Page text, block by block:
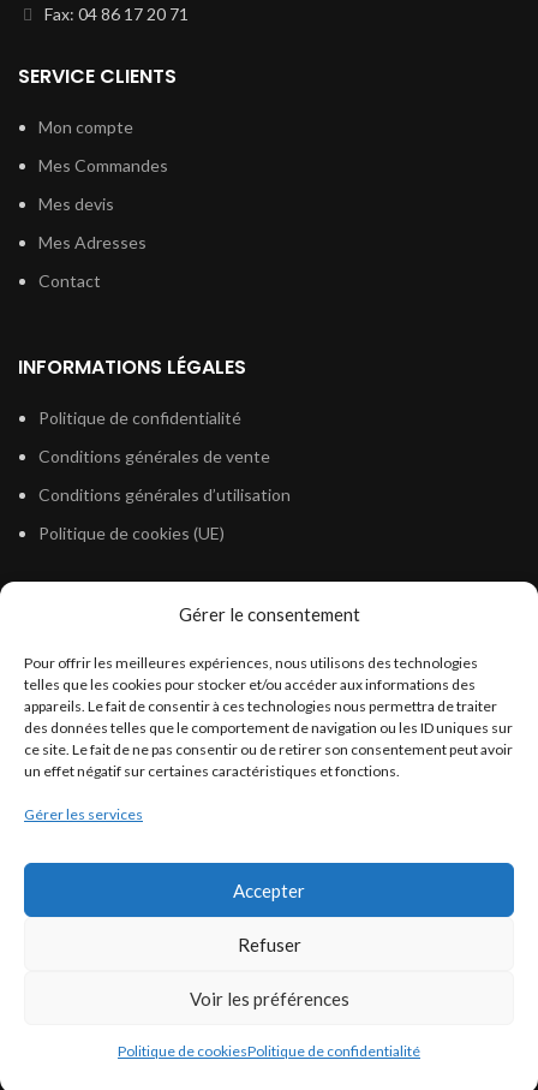
Gérer le consentement
Pour offrir les meilleures expériences, nous utilisons des technologies
telles que les cookies pour stocker et/ou accéder aux informations des
appareils. Le fait de consentir à ces technologies nous permettra de traiter
des données telles que le comportement de navigation ou les ID uniques sur
ce site. Le fait de ne pas consentir ou de retirer son consentement peut avoir
un effet négatif sur certaines caractéristiques et fonctions.
Gérer les services
Accepter
Refuser
Voir les préférences
Politique de cookiesPolitique de confidentialité
Fax: 04 86 17 20 71
SERVICE CLIENTS
Mon compte
Mes Commandes
Mes devis
Mes Adresses
Contact
INFORMATIONS LÉGALES
Politique de confidentialité
Conditions générales de vente
Conditions générales d’utilisation
Politique de cookies (UE)
Législation Gasoil Fioul GNR
Législation Essence
Législation Adblue
Législation Eau
Législation Lubrifiant
Législation Phytosanitaire
COPYRIGHT ©Francoself- Tous droits réservés.